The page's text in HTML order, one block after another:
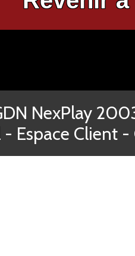
NexPlay
- Espace Client -